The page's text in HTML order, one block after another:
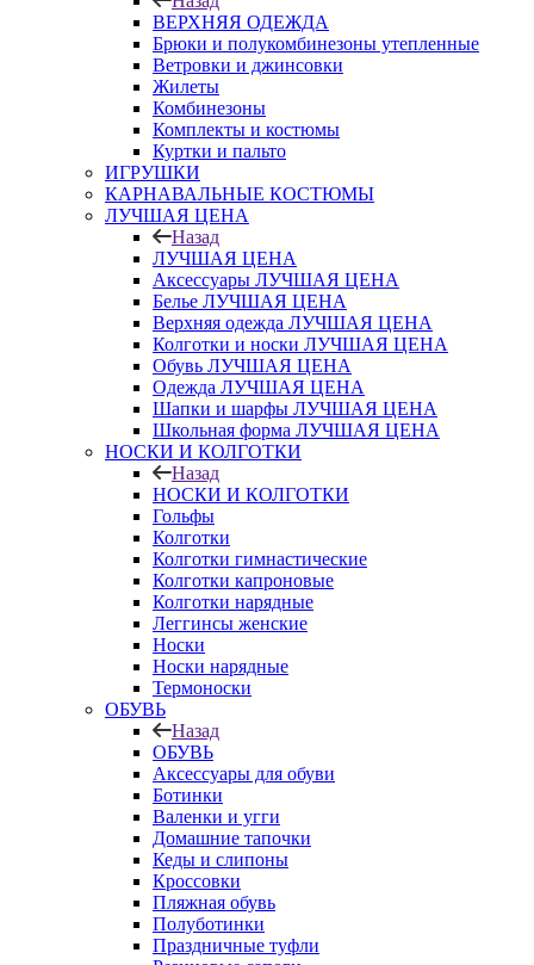
ВЕРХНЯЯ ОДЕЖДА
Брюки и полукомбинезоны утепленные
Ветровки и джинсовки
Жилеты
Комбинезоны
Комплекты и костюмы
Куртки и пальто
ИГРУШКИ
КАРНАВАЛЬНЫЕ КОСТЮМЫ
ЛУЧШАЯ ЦЕНА
Назад
ЛУЧШАЯ ЦЕНА
Аксессуары ЛУЧШАЯ ЦЕНА
Белье ЛУЧШАЯ ЦЕНА
Верхняя одежда ЛУЧШАЯ ЦЕНА
Колготки и носки ЛУЧШАЯ ЦЕНА
Обувь ЛУЧШАЯ ЦЕНА
Одежда ЛУЧШАЯ ЦЕНА
Шапки и шарфы ЛУЧШАЯ ЦЕНА
Школьная форма ЛУЧШАЯ ЦЕНА
НОСКИ И КОЛГОТКИ
Назад
НОСКИ И КОЛГОТКИ
Гольфы
Колготки
Колготки гимнастические
Колготки капроновые
Колготки нарядные
Леггинсы женские
Носки
Носки нарядные
Термоноски
ОБУВЬ
Назад
ОБУВЬ
Аксессуары для обуви
Ботинки
Валенки и угги
Домашние тапочки
Кеды и слипоны
Кроссовки
Пляжная обувь
Полуботинки
Праздничные туфли